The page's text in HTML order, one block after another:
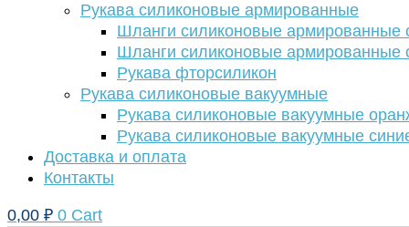
Рукава силиконовые армированные
Шланги силиконовые армированные
Шланги силиконовые армированные
Рукава фторсиликон
Рукава силиконовые вакуумные
Рукава силиконовые вакуумные
Рукава силиконовые вакуумные
Доставка и оплата
Контакты
0,00 ₽ 0 Cart